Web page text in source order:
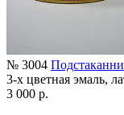
№ 3004
3-х цветная эмаль,
3 000 р.